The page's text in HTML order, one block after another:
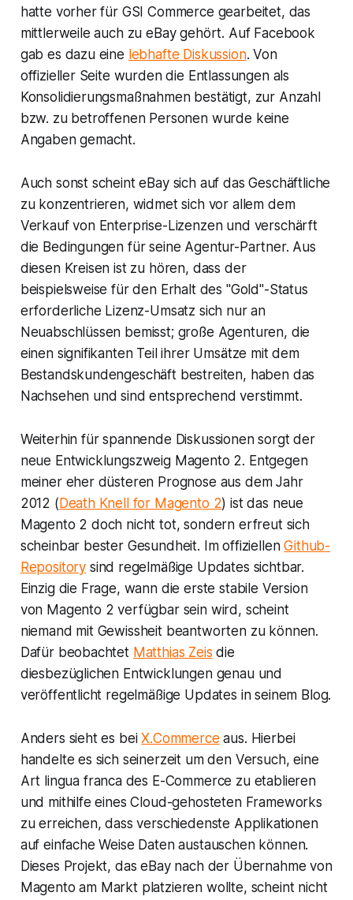
hatte vorher für GSI Commerce gearbeitet, das
mittlerweile auch zu eBay gehört. Auf Facebook
gab es dazu eine lebhafte Diskussion. Von
offizieller Seite wurden die Entlassungen als
Konsolidierungsmaßnahmen bestätigt, zur Anzahl
bzw. zu betroffenen Personen wurde keine
Angaben gemacht.
Auch sonst scheint eBay sich auf das Geschäftliche
zu konzentrieren, widmet sich vor allem dem
Verkauf von Enterprise-Lizenzen und verschärft
die Bedingungen für seine Agentur-Partner. Aus
diesen Kreisen ist zu hören, dass der
beispielsweise für den Erhalt des "Gold"-Status
erforderliche Lizenz-Umsatz sich nur an
Neuabschlüssen bemisst; große Agenturen, die
einen signifikanten Teil ihrer Umsätze mit dem
Bestandskundengeschäft bestreiten, haben das
Nachsehen und sind entsprechend verstimmt.
Weiterhin für spannende Diskussionen sorgt der
neue Entwicklungszweig Magento 2. Entgegen
meiner eher düsteren Prognose aus dem Jahr
2012 ( Death Knell for Magento 2) ist das neue
Magento 2 doch nicht tot, sondern erfreut sich
scheinbar bester Gesundheit. Im offiziellenGithub-
Repository sind regelmäßige Updates sichtbar.
Einzig die Frage, wann die erste stabile Version
von Magento 2 verfügbar sein wird, scheint
niemand mit Gewissheit beantworten zu können.
Dafür beobachtet Matthias Zeis die
diesbezüglichen Entwicklungen genau und
veröffentlicht regelmäßige Updates in seinem Blog.
Anders sieht es beiX.Commerce aus. Hierbei
handelte es sich seinerzeit um den Versuch, eine
Art lingua francades E-Commerce zu etablieren
und mithilfe eines Cloud-gehosteten Frameworks
zu erreichen, dass verschiedenste Applikationen
auf einfache Weise Daten austauschen können.
Dieses Projekt, das eBay nach der Übernahme von
Magento am Markt platzieren wollte, scheint nicht